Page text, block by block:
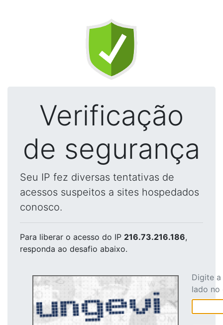
Verificação
de segurança
Seu IP fez diversas tentativas de
acessos suspeitos a sites hospedados
conosco.
Para liberar o acesso do IP 216.73.216.186,
responda ao desafio abaixo.
Digite
lado no